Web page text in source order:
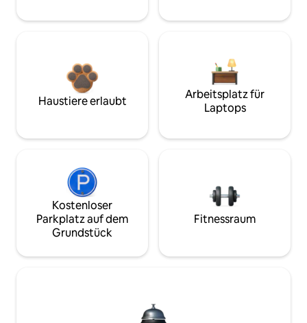
Haustiere erlaubt
Arbeitsplatz für
Laptops
Kostenloser
Parkplatz auf dem
Grundstück
Fitnessraum